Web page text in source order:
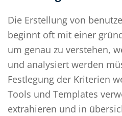
Die Erstellung von
beginnt oft mit einer
um genau zu verstehen,
und analysiert werden
Festlegung der Kriterien
Tools und Templates
extrahieren und in